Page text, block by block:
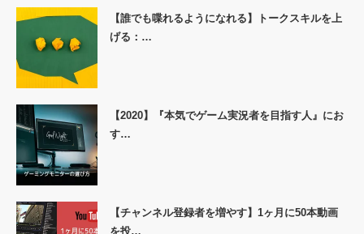
【誰でも喋れるようになれる】トークスキルを上
げる：…
【2020】『本気でゲーム実況者を目指す人』にお
す…
【チャンネル登録者を増やす】1ヶ月に50本動画
を投…